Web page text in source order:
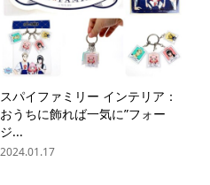
スパイファミリー インテリア：
おうちに飾れば一気に”フォー
ジ...
2024.01.17